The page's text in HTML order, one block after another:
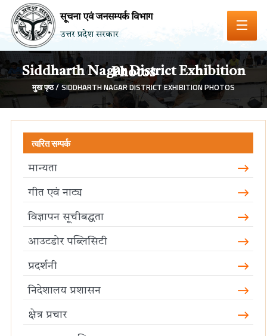
सूचना एवं जनसम्पर्क विभाग
उत्तर प्रदेश सरकार
Siddharth Nagar District Exhibition Photos
मुख पृष्ठ / SIDDHARTH NAGAR DISTRICT EXHIBITION PHOTOS
त्वरित सम्पर्क
मान्यता
गीत एवं नाट्य
विज्ञापन सूचीबद्धता
आउटडोर पब्लिसिटी
प्रदर्शनी
निदेशालय प्रशासन
क्षेत्र प्रचार